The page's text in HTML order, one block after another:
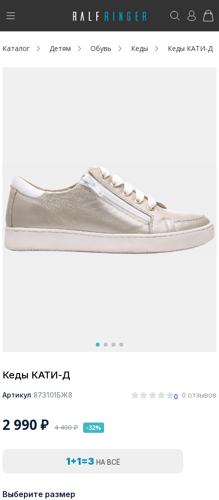
!
Новинки
Акции / Новости
Адреса магазинов
Возникли вопросы? - club@ralf.ru
Каталог Детям Обувь Кеды Кеды КАТИ-Д
Кеды КАТИ-Д
Артикул 873101БЖ8 0 0 отзывов
2 990 ₽ 4 400₽ -32%
1+1=3 НА ВСЁ
Выберите размер